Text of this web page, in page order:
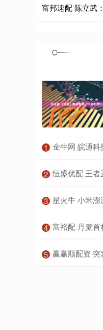
1 金牛网 皖通
2 恒盛优配 王者正式服更新，双
3 星火牛 小米澎湃
4 富裕配 丹麦首
5 赢赢顺配资 突发！美国、英国、以